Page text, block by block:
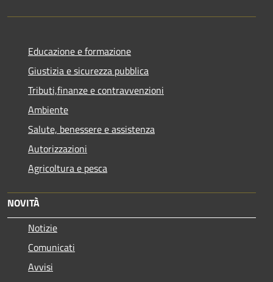
Educazione e formazione
Giustizia e sicurezza pubblica
Tributi,finanze e contravvenzioni
Ambiente
Salute, benessere e assistenza
Autorizzazioni
Agricoltura e pesca
NOVITÀ
Notizie
Comunicati
Avvisi